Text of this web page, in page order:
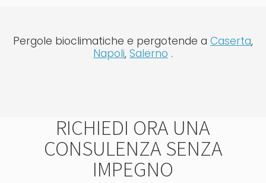
Pergole bioclimatiche e pergotende a Caserta,
Napoli, Salerno .
RICHIEDI ORA UNA
CONSULENZA SENZA
IMPEGNO